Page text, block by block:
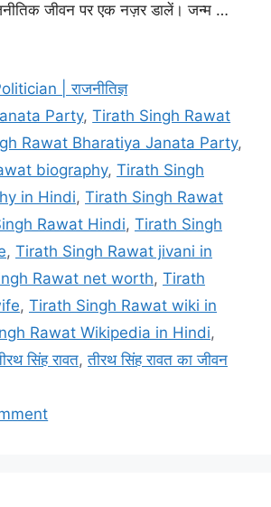
जीवन पर एक नज़र डालें। जन्म …
| राजनीतिज्ञ
Party,Tirath Singh Rawat
Rawat Bharatiya Janata Party,
biography, Tirath Singh
in Hindi, Tirath Singh Rawat
Rawat Hindi, Tirath Singh
, Tirath Singh Rawat jivani in
Rawat net worth, Tirath
, Tirath Singh Rawat wiki in
Rawat Wikipedia in Hindi,
सिंह रावत,तीरथ सिंह रावत का जीवन